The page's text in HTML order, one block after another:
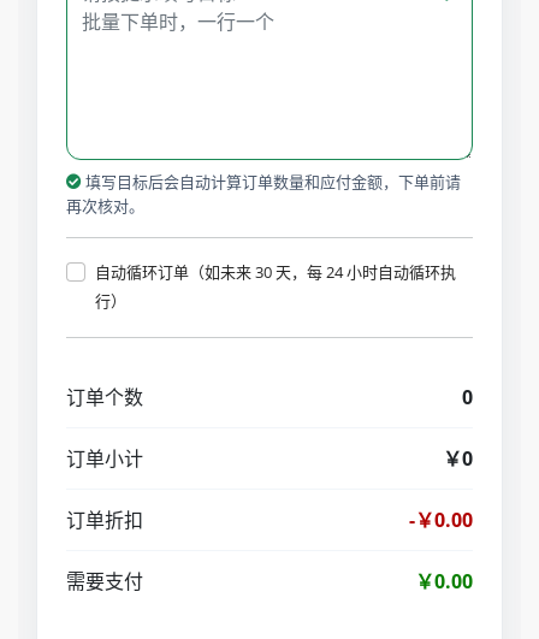
填写目标后会自动计算订单数量和应付金额，下单前请
再次核对。
自动循环订单（如未来 30 天，每 24 小时自动循环执
行）
订单个数 0
订单小计 ￥0
订单折扣 -￥0.00
需要支付 ￥0.00